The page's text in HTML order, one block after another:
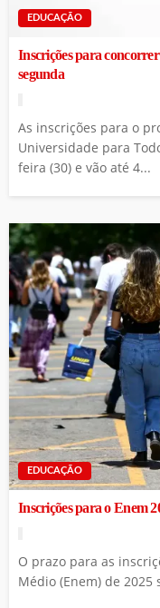
EDUCAÇÃO
Inscrições para
segunda
As inscrições para o
Universidade para
feira (30) e vão até 4...
EDUCAÇÃO
Inscrições para o Enem
O prazo para as
Médio (Enem) de